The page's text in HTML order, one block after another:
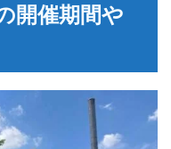
開催期間や